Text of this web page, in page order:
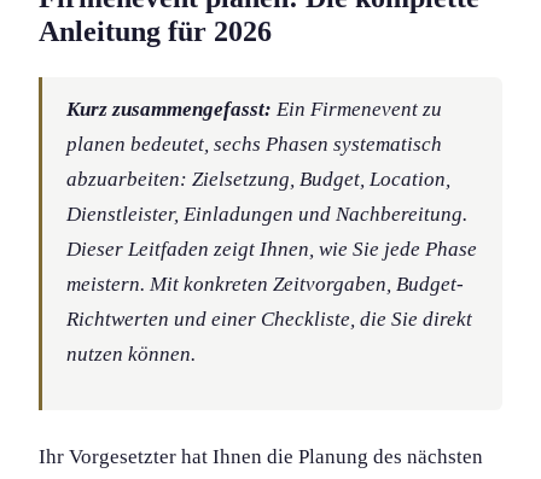
Anleitung für 2026
Kurz zusammengefasst: Ein Firmenevent zu
planen bedeutet, sechs Phasen systematisch
abzuarbeiten: Zielsetzung, Budget, Location,
Dienstleister, Einladungen und Nachbereitung.
Dieser Leitfaden zeigt Ihnen, wie Sie jede Phase
meistern. Mit konkreten Zeitvorgaben, Budget-
Richtwerten und einer Checkliste, die Sie direkt
nutzen können.
Ihr Vorgesetzter hat Ihnen die Planung des nächsten